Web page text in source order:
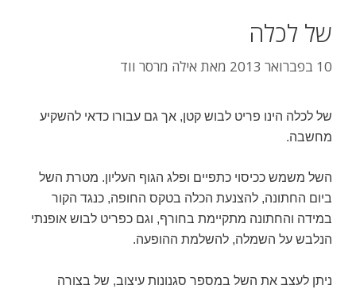
של לכלה
10 בפברואר 2013 מאת אילה מרסר ווד
של לכלה הינו פריט לבוש קטן, אך גם עבורו כדאי להשקיע
מחשבה.
השל משמש ככיסוי כתפיים ופלג הגוף העליון. מטרת השל
ביום החתונה, להצנעת הכלה בטקס החופה, כנגד הקור
במידה והחתונה מתקיימת בחורף, וגם כפריט לבוש אופנתי
הנלבש על השמלה, להשלמת ההופעה.
ניתן לעצב את השל במספר סגנונות עיצוב, של בצורה